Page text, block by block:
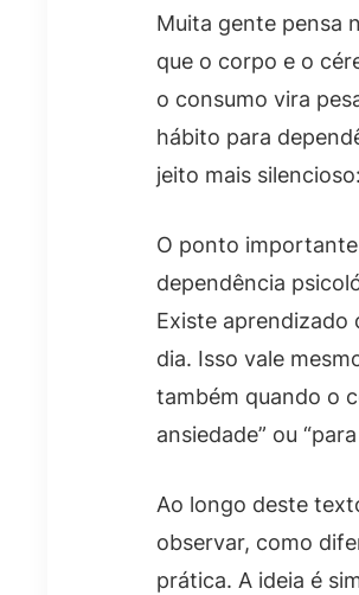
Muita gente pensa
que o corpo e o
o consumo vira
hábito para
jeito mais
O ponto
dependência
Existe
dia. Isso vale
também quando o
ansiedade” ou
Ao longo deste
observar, como
prática. A ideia é